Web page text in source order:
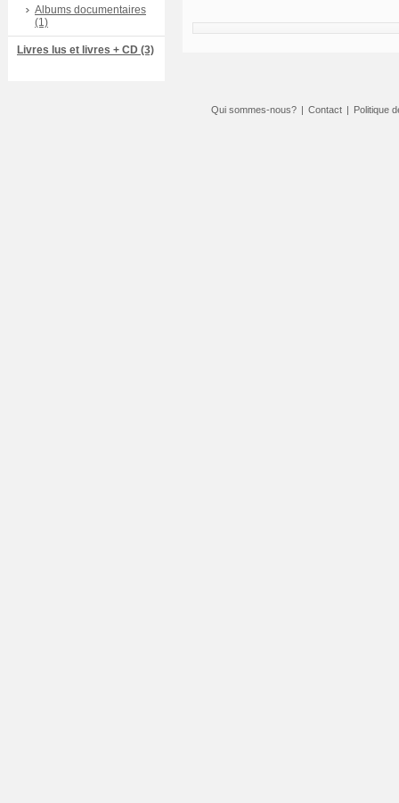
Albums documentaires
(1)
Livres lus et livres + CD (3)
Qui sommes-nous? | Contact | Politique